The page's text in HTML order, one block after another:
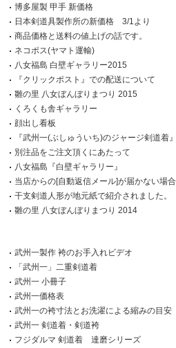
博多屋製 甲手 新価格
日本剣道具製作所の新価格 3/1より
商品価格と送料の値上げの話です。
ネコポス(ヤマト運輸)
八女福島 白壁ギャラリー2015
『クリックポスト』での配送について
雛の里 八女ぼんぼりまつり 2015
くろくも舎ギャラリー
顔出し看板
『武州一(ぶしゅういち)のジャージ剣道着』
別注品をご注文頂くにあたって
八女福島『白壁ギャラリー』
当店からの[自動返信メール]が届かない場合
干支剣道人形が地元紙で紹介されました。
雛の里 八女ぼんぼりまつり 2014
武州一製作 袴のお手入れビデオ
「武州一」二重剣道着
武州一 小冊子
武州一価格表
武州一の袴寸法とお洗濯による縮みの目安
武州一 剣道着・剣道袴
フジダルマ 剣道着 達磨シリーズ